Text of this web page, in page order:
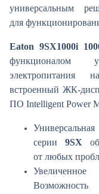
универсальным
для
Eaton 9SX1000i
функционалом
электропитания
встроенный ЖК-
ПО Intelligent Power
серии 9SX
от любых